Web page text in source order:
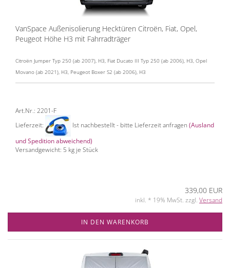
VanSpace Außenisolierung Hecktüren Citroën, Fiat, Opel,
Peugeot Höhe H3 mit Fahrradträger
Citroën Jumper Typ 250 (ab 2007), H3, Fiat Ducato III Typ 250 (ab 2006), H3, Opel
Movano (ab 2021), H3, Peugeot Boxer S2 (ab 2006), H3
Art.Nr.: 2201-F
Lieferzeit:
Ist nachbestellt - bitte Lieferzeit anfragen (Ausland
und Spedition abweichend)
Versandgewicht: 5 kg je Stück
339,00 EUR
inkl. * 19% MwSt. zzgl. Versand
IN DEN WARENKORB